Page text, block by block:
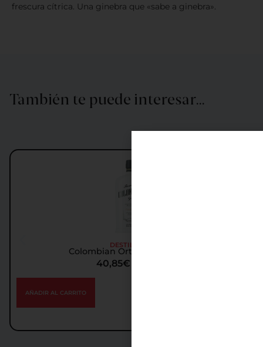
frescura cítrica. Una ginebra que «sabe a ginebra».
También te puede interesar…
DESTILADOS
Colombian Ortodoxy Ginebra
40,85€
AÑADIR AL CARRITO